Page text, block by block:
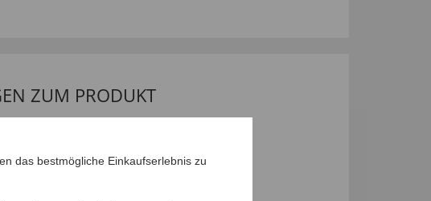
ZUM PRODUKT
das bestmögliche Einkaufserlebnis zu